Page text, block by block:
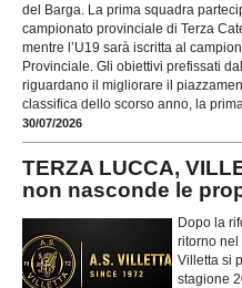
del Barga. La prima squadra
campionato provinciale di Terza
mentre l’U19 sarà iscritta al
Provinciale. Gli obiettivi prefissati
riguardano il migliorare il
classifica dello scorso anno, la
30/07/2026
TERZA LUCCA,
non nasconde le
Dopo la
ritorno nel
Villetta si
stagione